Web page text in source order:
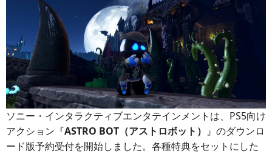
ソニー・インタラクティブエンタテインメントは、PS5向け
アクション『ASTRO BOT（アストロボット） 』のダウンロ
ード版予約受付を開始しました。各種特典をセットにした